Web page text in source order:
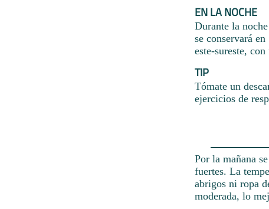
EN LA NOCHE
Durante la
se conservará
este-sureste,
TIP
Tómate un
ejercicios de
Por la mañana
fuertes. La
abrigos ni ropa
moderada, lo